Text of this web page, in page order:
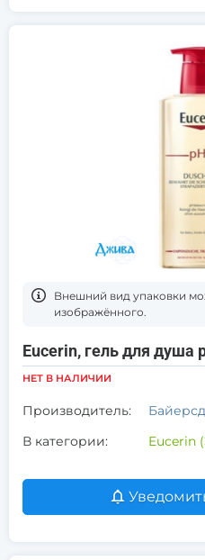
Bнешний вид упаковки
изображённого.
Eucerin, гель для душа
НЕТ В НАЛИЧИИ
Производитель:
В категории:
Eucerin